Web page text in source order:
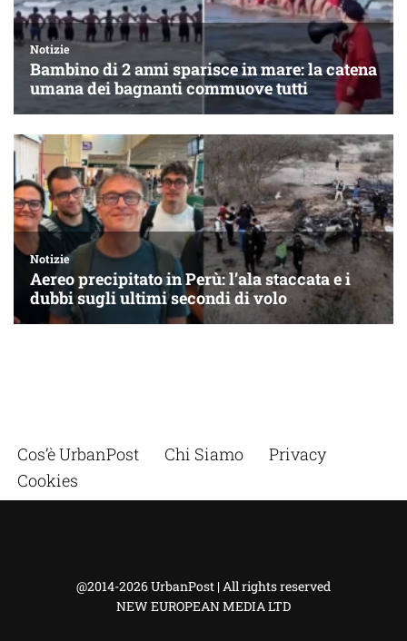
Cos’è UrbanPost Chi Siamo
Privacy
Cookies
@2014-2026 UrbanPost | All rights reserved
NEW EUROPEAN MEDIA LTD